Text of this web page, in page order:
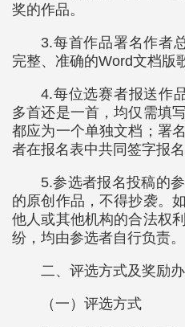
奖的作品。
3.每首作品署名作者
完整、准确的Word文档版
4.每位选赛者报送作
多首还是一首，均仅需填
都应为一个单独文档；署
者在报名表中共同签字报名
5.参选者报名投稿的
的原创作品，不得抄袭。
他人或其他机构的合法权
纷，均由参选者自行负责。
二、评选方式及奖励
（一）评选方式